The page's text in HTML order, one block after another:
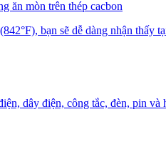
ăn mòn trên thép cacbon
bạn sẽ dễ dàng nhận thấy
dây điện, công tắc, đèn, pin và